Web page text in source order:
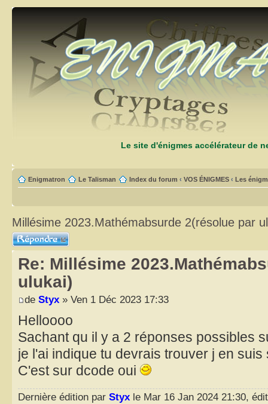
Le site d'énigmes accélérateur de
Enigmatron Le Talisman Index du forum ‹ VOS ÉNIGMES ‹ Les
Millésime 2023.Mathémabsurde 2(résolue par
Répondre
Re: Millésime
ulukai)
de Styx » Ven 1 Déc 2023 17:33
Helloooo
Sachant qu il y a 2 réponses possibles
je l'ai indique tu devrais trouver j en suis
C'est sur dcode oui
Dernière édition par Styx le Mar 16 Jan 2024 21:30,